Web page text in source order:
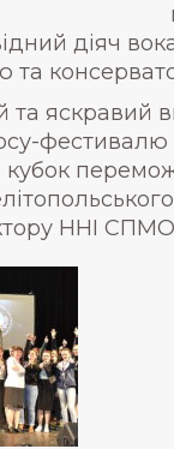
діяч
та
та
фестивалю
ННІ СПМО